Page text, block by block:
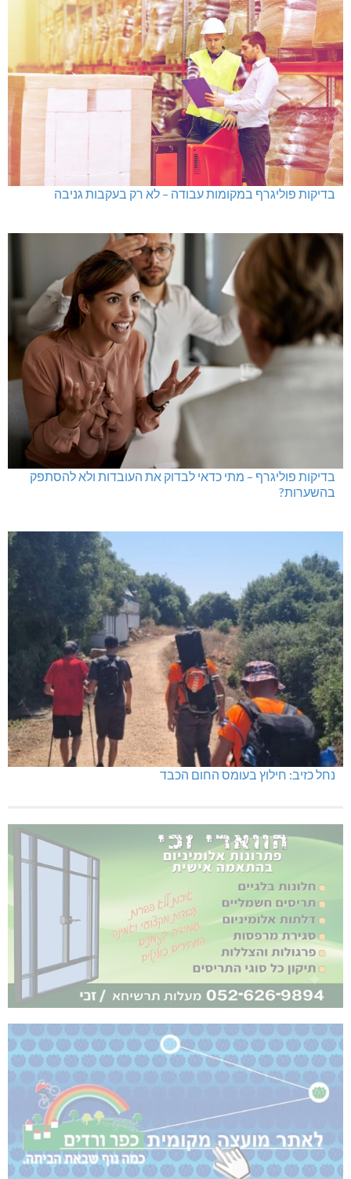
בדיקות פוליגרף במקומות עבודה – לא רק בעקבות גניבה
בדיקות פוליגרף – מתי כדאי לבדוק את העובדות ולא להסתפק
בהשערות?
נחל כזיב: חילוץ בעומס החום הכבד